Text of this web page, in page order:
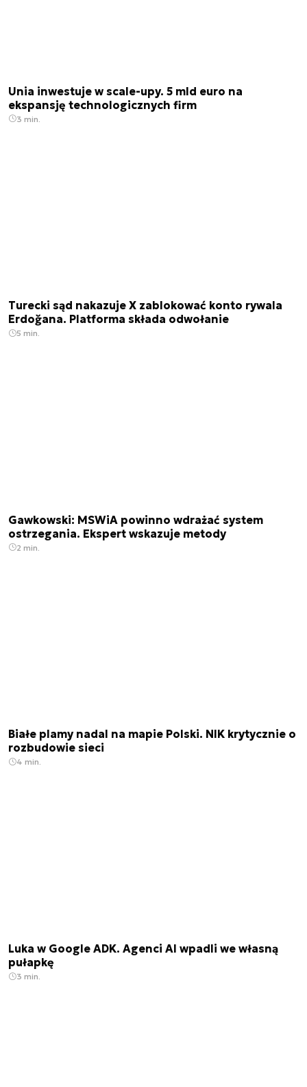
Unia inwestuje w scale-upy. 5 mld euro na
ekspansję technologicznych firm
3 min.
Turecki sąd nakazuje X zablokować konto rywala
Erdoğana. Platforma składa odwołanie
5 min.
Gawkowski: MSWiA powinno wdrażać system
ostrzegania. Ekspert wskazuje metody
2 min.
Białe plamy nadal na mapie Polski. NIK krytycznie o
rozbudowie sieci
4 min.
Luka w Google ADK. Agenci AI wpadli we własną
pułapkę
3 min.